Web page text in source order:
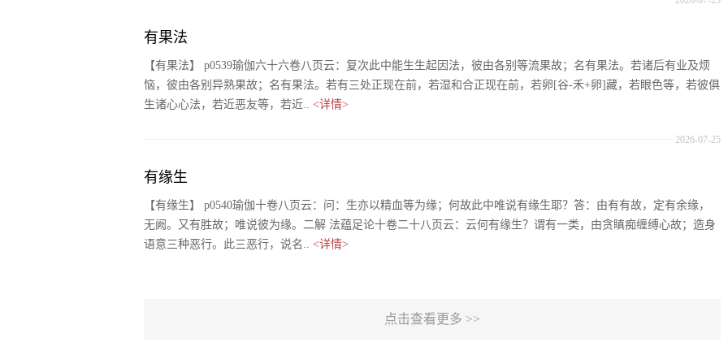
有果法
【有果法】 p0539瑜伽六十六卷八页云：复次此中能生生起因法，彼由各别等流果故；名有果法。若诸后有业及烦
恼，彼由各别异熟果故；名有果法。若有三处正现在前，若湿和合正现在前，若卵[谷-禾+卵]藏，若眼色等，若彼俱
生诸心心法，若近恶友等，若近.. <详情>
2026-07-25
有缘生
【有缘生】 p0540瑜伽十卷八页云：问：生亦以精血等为缘；何故此中唯说有缘生耶？答：由有有故，定有余缘，
无阙。又有胜故；唯说彼为缘。二解 法蕴足论十卷二十八页云：云何有缘生？谓有一类，由贪瞋痴缠缚心故；造身
语意三种恶行。此三恶行，说名.. <详情>
点击查看更多 >>